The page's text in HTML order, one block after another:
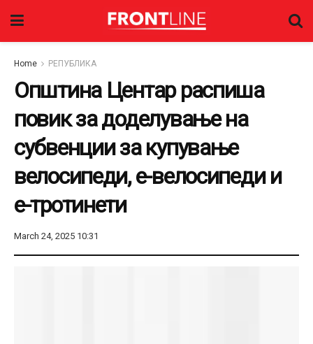
Home РЕПУБЛИКА
Општина Центар распиша
повик за доделување на
субвенции за купување
велосипеди, е-велосипеди и
е-тротинети
March 24, 2025 10:31